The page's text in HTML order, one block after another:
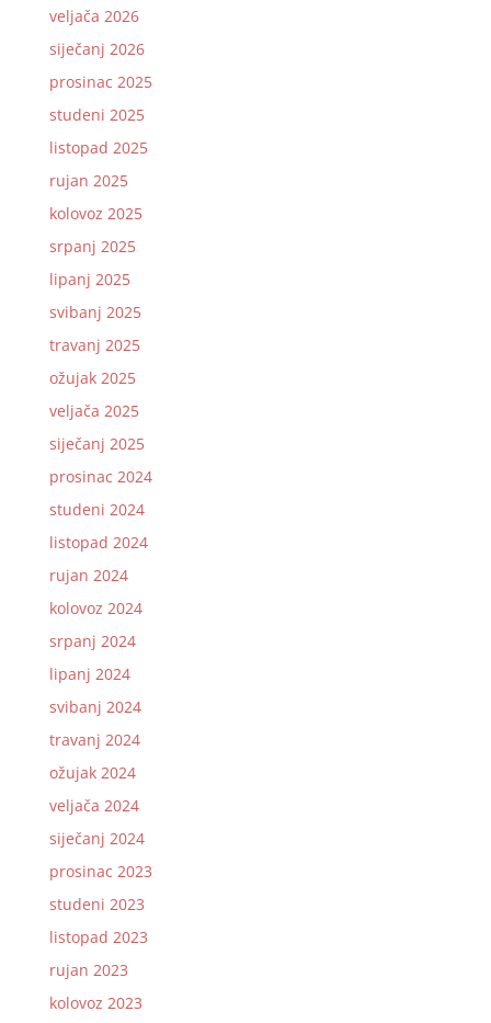
veljača 2026
siječanj 2026
prosinac 2025
studeni 2025
listopad 2025
rujan 2025
kolovoz 2025
srpanj 2025
lipanj 2025
svibanj 2025
travanj 2025
ožujak 2025
veljača 2025
siječanj 2025
prosinac 2024
studeni 2024
listopad 2024
rujan 2024
kolovoz 2024
srpanj 2024
lipanj 2024
svibanj 2024
travanj 2024
ožujak 2024
veljača 2024
siječanj 2024
prosinac 2023
studeni 2023
listopad 2023
rujan 2023
kolovoz 2023